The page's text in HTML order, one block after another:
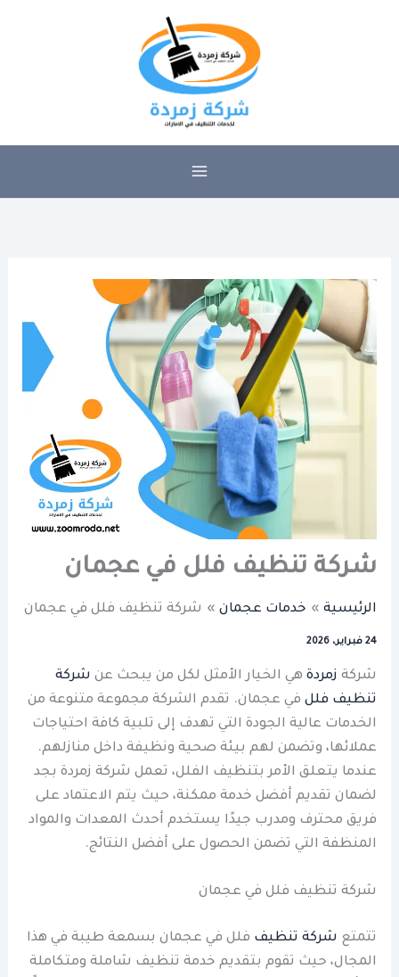
شركة تنظيف فلل في عجمان
الرئيسية خدمات عجمان شركة تنظيف فلل في عجمان
24 فبراير، 2026
شركة زمردة هي الخيار الأمثل لكل من يبحث عن شركة
تنظيف فلل في عجمان. تقدم الشركة مجموعة متنوعة من
الخدمات عالية الجودة التي تهدف إلى تلبية كافة احتياجات
عملائها، وتضمن لهم بيئة صحية ونظيفة داخل منازلهم.
عندما يتعلق الأمر بتنظيف الفلل، تعمل شركة زمردة بجد
لضمان تقديم أفضل خدمة ممكنة، حيث يتم الاعتماد على
فريق محترف ومدرب جيدًا يستخدم أحدث المعدات والمواد
المنظفة التي تضمن الحصول على أفضل النتائج.
شركة تنظيف فلل في عجمان
تتمتع شركة تنظيف فلل في عجمان بسمعة طيبة في هذا
المجال، حيث تقوم بتقديم خدمة تنظيف شاملة ومتكاملة